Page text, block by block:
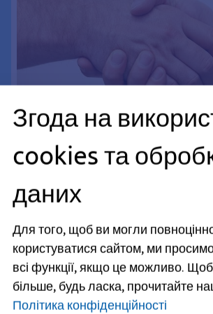
навчання
На цій сторінці ви знайдете всю
ми можемо допомогти вам у пошуку
Беріть
клімату
Згода на
cookies та
даних
Для того, щоб ви могли
користуватися сайтом, ми
всі функції, якщо це можливо. Щоб
більше, будь ласка, прочитайте
Політика конфіденційності